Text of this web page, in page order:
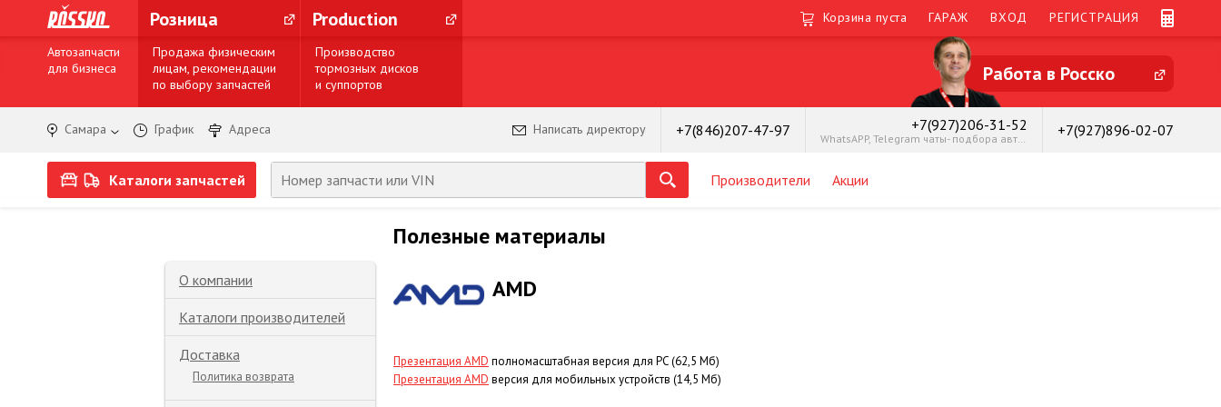
Розница Production Корзина пуста ГАРАЖ ВХОД РЕГИСТРАЦИЯ
Автозапчасти
для бизнеса
Продажа физическим
лицам, рекомендации
по выбору запчастей
Производство
тормозных дисков
и суппортов
Работа в Росско
Самара График Адреса Написать директору +7(846)207-47-97 +7(927)206-31-52 +7(927)896-02-07
Каталоги запчастей Производители Акции
О компании
Каталоги производителей
Доставка
Политика возврата
Полезные материалы
AMD
Презентация AMD полномасштабная версия для PC (62,5 Мб)
Презентация AMD версия для мобильных устройств (14,5 Мб)